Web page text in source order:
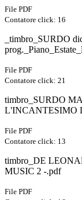
File PDF
Contatore click: 16
_timbro_SURDO
File PDF
Contatore click: 21
timbro_SURDO
L'INCANTESIMO
File PDF
Contatore click: 13
timbro_DE
MUSIC 2 -.pdf
File PDF